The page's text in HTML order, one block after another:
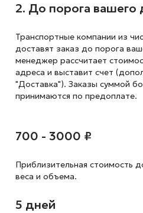
2. До порога вашего
Транспортные компании из
доставят заказ до порога
менеджер рассчитает
адреса и выставит счет
"Доставка"). Заказы суммой
принимаются по предоплате.
700 - 3000 ₽
Приблизительная стоимость
веса и объема.
5 дней